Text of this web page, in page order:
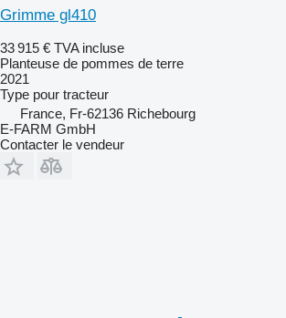
Grimme gl410
33 915 € TVA incluse
Planteuse de pommes de terre
2021
Type pour tracteur
France, Fr-62136 Richebourg
E-FARM GmbH
Contacter le vendeur